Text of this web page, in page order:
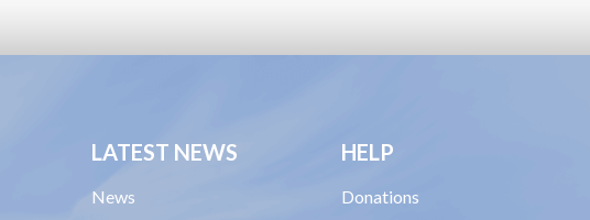
LATEST NEWS
News
HELP
Donations